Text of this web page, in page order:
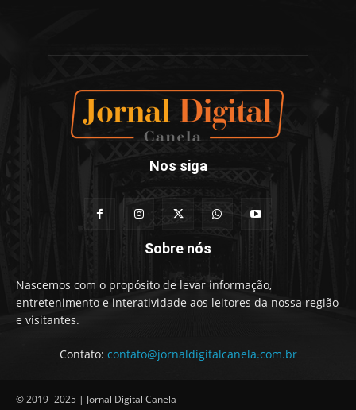
Nos siga
Sobre nós
Nascemos com o propósito de levar informação,
entretenimento e interatividade aos leitores da nossa região
e visitantes.
Contato: contato@jornaldigitalcanela.com.br
© 2019 -2025 | Jornal Digital Canela